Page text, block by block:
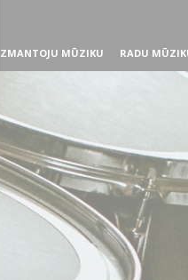
MŪZIKU RADU